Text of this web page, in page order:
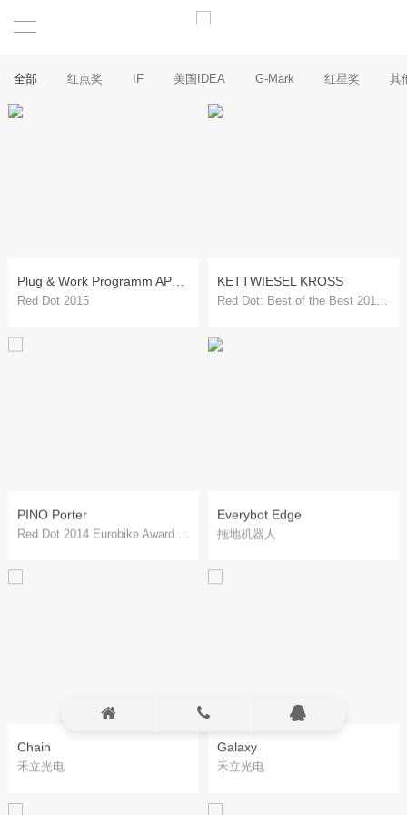
Plug & Work Programm APPLICA
Red Dot 2015
KETTWIESEL KROSS
Red Dot: Best of the Best 2015 Eurobike Award 2014
PINO Porter
Red Dot 2014 Eurobike Award 2013
Everybot Edge
拖地机器人
Chain
禾立光电
Galaxy
禾立光电
全部 红点奖 IF 美国IDEA G-Mark 红星奖 其